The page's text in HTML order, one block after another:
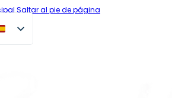
Saltar al pie de página